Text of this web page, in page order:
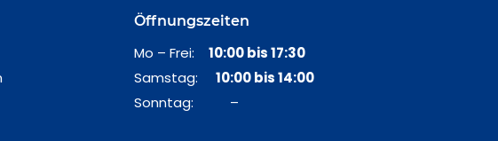
Öffnungszeiten
Mo – Frei: 10:00 bis 17:30
Samstag: 10:00 bis 14:00
Sonntag: –